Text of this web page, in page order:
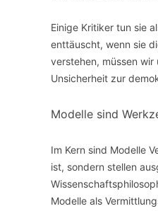
Einige Kritiker tun sie
enttäuscht, wenn sie
verstehen, müssen wir
Unsicherheit zur
Modelle sind
Im Kern sind Modelle
ist, sondern stellen
Modelle als